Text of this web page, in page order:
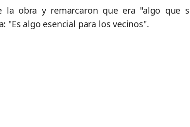
la obra y remarcaron que era "algo que
"Es algo esencial para los vecinos".